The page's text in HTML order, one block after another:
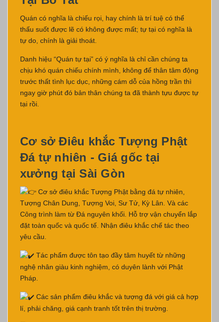
Quán có nghĩa là chiếu rọi, hay chính là trí tuệ có thể
thấu suốt được lẽ có không được mất; tự tại có nghĩa là
tự do, chính là giải thoát.
Danh hiệu “Quán tự tại” có ý nghĩa là chỉ cần chúng ta
chịu khó quán chiếu chính mình, không để thân tâm động
trước thất tình lục dục, những cám dỗ của hồng trần thì
ngay giờ phút đó bản thân chúng ta đã thành tựu được tự
tại rồi.
Cơ sở Điêu khắc Tượng Phật
Đá tự nhiên - Giá gốc tại
xưởng tại Sài Gòn
Cơ sở điêu khắc Tượng Phật bằng đá tự nhiên,
Tượng Chân Dung, Tượng Voi, Sư Tử, Kỳ Lân. Và các
Công trình làm từ Đá nguyên khối. Hỗ trợ vận chuyển lắp
đặt toàn quốc và quốc tế. Nhận điêu khắc chế tác theo
yêu cầu.
Tác phẩm được tôn tạo đầy tâm huyết từ những
nghệ nhân giàu kinh nghiệm, có duyên lành với Phật
Pháp.
Các sản phẩm điêu khắc và tượng đá với giá cả hợp
lí, phải chăng, giá cạnh tranh tốt trên thị trường.